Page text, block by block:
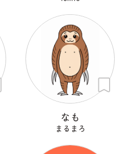
なも
まるまろ